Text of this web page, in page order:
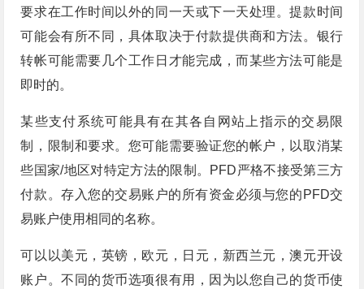
要求在工作时间以外的同一天或下一天处理。提款时间
可能会有所不同，具体取决于付款提供商和方法。银行
转帐可能需要几个工作日才能完成，而某些方法可能是
即时的。
某些支付系统可能具有在其各自网站上指示的交易限
制，限制和要求。您可能需要验证您的帐户，以取消某
些国家/地区对特定方法的限制。PFD严格不接受第三方
付款。存入您的交易账户的所有资金必须与您的PFD交
易账户使用相同的名称。
可以以美元，英镑，欧元，日元，新西兰元，澳元开设
账户。不同的货币选项很有用，因为以您自己的货币使